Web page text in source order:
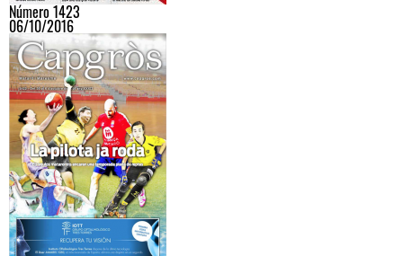
Número 1423
06/10/2016